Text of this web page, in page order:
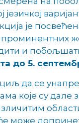
језичкој
је
и
до 5.
да се
које су дале
може